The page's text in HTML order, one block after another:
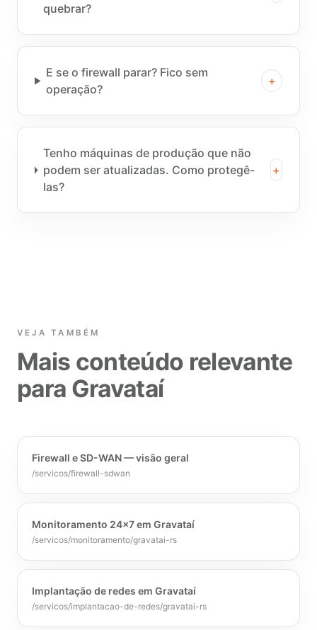
quebrar?
E se o firewall parar? Fico sem
operação?
+
Tenho máquinas de produção que não
podem ser atualizadas. Como protegê-
las?
+
VEJA TAMBÉM
Mais conteúdo relevante
para Gravataí
Firewall e SD-WAN — visão geral
/servicos/firewall-sdwan
Monitoramento 24x7 em Gravataí
/servicos/monitoramento/gravatai-rs
Implantação de redes em Gravataí
/servicos/implantacao-de-redes/gravatai-rs